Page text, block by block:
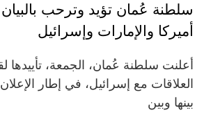
سلطنة عُمان تؤيد وترحب
أميركا والإمارات وإسرائيل
أعلنت سلطنة عُمان، الجمعة، تأييدها
العلاقات مع إسرائيل، في إطار
بينها وبين